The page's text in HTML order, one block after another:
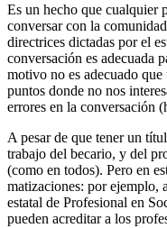
Es un hecho que cualquier
conversar con la
directrices dictadas por el
conversación es adecuada
motivo no es adecuado
puntos donde no nos
errores en la conversación
A pesar de que tener un
trabajo del becario, y del
(como en todos). Pero en
matizaciones: por ejemplo,
estatal de Profesional en
pueden acreditar a los